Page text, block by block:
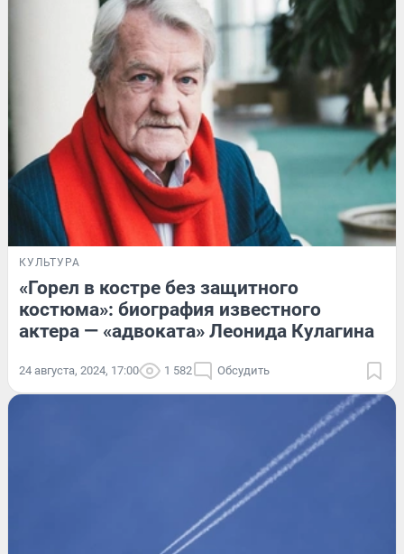
КУЛЬТУРА
«Горел в костре без защитного
костюма»: биография известного
актера — «адвоката» Леонида Кулагина
24 августа, 2024, 17:00 1 582 Обсудить